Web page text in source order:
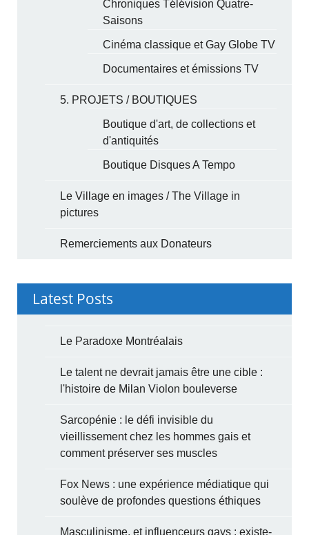
Chroniques Télévision Quatre-
Saisons
Cinéma classique et Gay Globe TV
Documentaires et émissions TV
5. PROJETS / BOUTIQUES
Boutique d'art, de collections et
d'antiquités
Boutique Disques A Tempo
Le Village en images / The Village in
pictures
Remerciements aux Donateurs
Latest Posts
Le Paradoxe Montréalais
Le talent ne devrait jamais être une cible :
l'histoire de Milan Violon bouleverse
Sarcopénie : le défi invisible du
vieillissement chez les hommes gais et
comment préserver ses muscles
Fox News : une expérience médiatique qui
soulève de profondes questions éthiques
Masculinisme, et influenceurs gays : existe-